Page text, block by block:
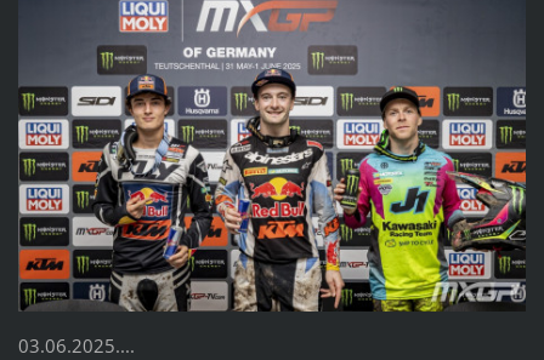
03.06.2025....